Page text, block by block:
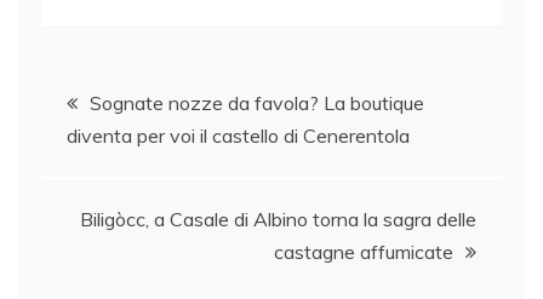
b
o
k
dI
n
A
p
vi
di
Navigazione
articoli
Sognate nozze da favola? La boutique
diventa per voi il castello di Cenerentola
Biligòcc, a Casale di Albino torna la sagra delle
castagne affumicate